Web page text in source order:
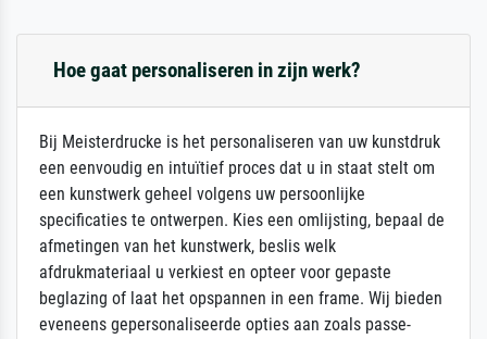
Hoe gaat personaliseren in zijn werk?
Bij Meisterdrucke is het personaliseren van uw kunstdruk
een eenvoudig en intuïtief proces dat u in staat stelt om
een kunstwerk geheel volgens uw persoonlijke
specificaties te ontwerpen. Kies een omlijsting, bepaal de
afmetingen van het kunstwerk, beslis welk
afdrukmateriaal u verkiest en opteer voor gepaste
beglazing of laat het opspannen in een frame. Wij bieden
eveneens gepersonaliseerde opties aan zoals passe-